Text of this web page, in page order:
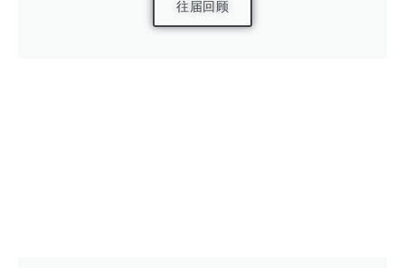
往届回顾